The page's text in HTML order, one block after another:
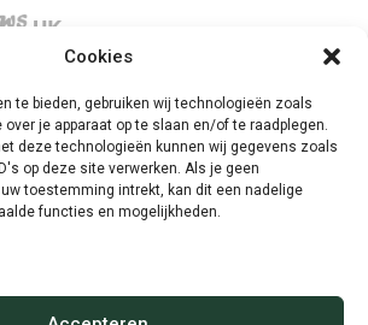
Cookies
te bieden, gebruiken wij technologieën zoals
je apparaat op te slaan en/of te raadplegen.
deze technologieën kunnen wij gegevens zoals
op deze site verwerken. Als je geen
toestemming intrekt, kan dit een nadelige
functies en mogelijkheden.